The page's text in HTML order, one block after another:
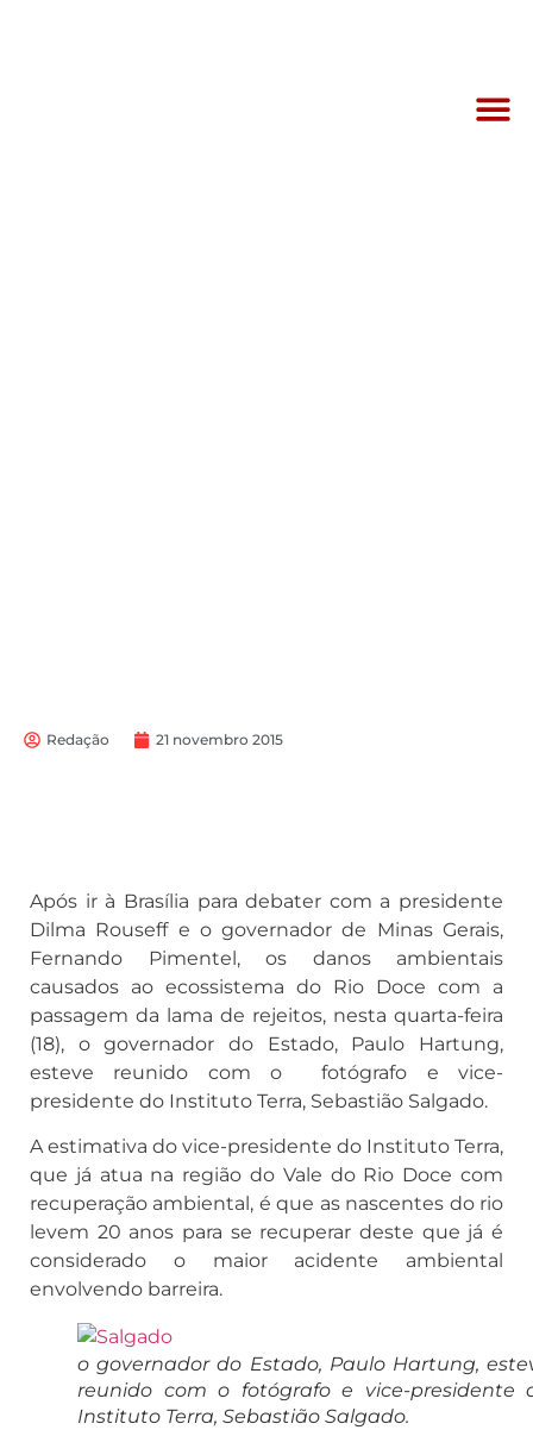
Redação 21 novembro 2015
Após ir à Brasília para debater com a presidente
Dilma Rouseff e o governador de Minas Gerais,
Fernando Pimentel, os danos ambientais
causados ao ecossistema do Rio Doce com a
passagem da lama de rejeitos, nesta quarta-feira
(18), o governador do Estado, Paulo Hartung,
esteve reunido com o fotógrafo e vice-
presidente do Instituto Terra, Sebastião Salgado.
A estimativa do vice-presidente do Instituto Terra,
que já atua na região do Vale do Rio Doce com
recuperação ambiental, é que as nascentes do rio
levem 20 anos para se recuperar deste que já é
considerado o maior acidente ambiental
envolvendo barreira.
o governador do Estado, Paulo Hartung,
reunido com o fotógrafo e vice-presidente
Instituto Terra, Sebastião Salgado.